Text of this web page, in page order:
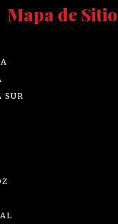
Mapa de Sitio
SUR